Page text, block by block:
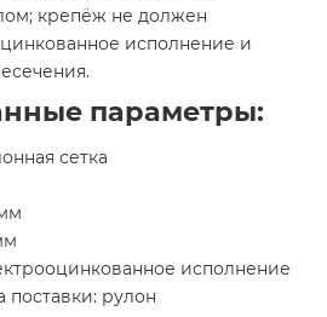
крепёж не должен
исполнение и
параметры:
сетка
исполнение
поставки: рулон